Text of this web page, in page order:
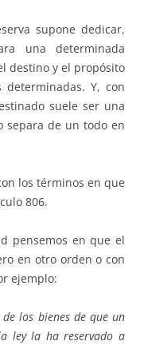
supone dedicar,
una determinada
destino y el propósito
Y, con
suele ser una
separa de un todo en
los términos en que
806.
en que el
en otro orden o con
ejemplo:
bienes de que un
ley la ha reservado a